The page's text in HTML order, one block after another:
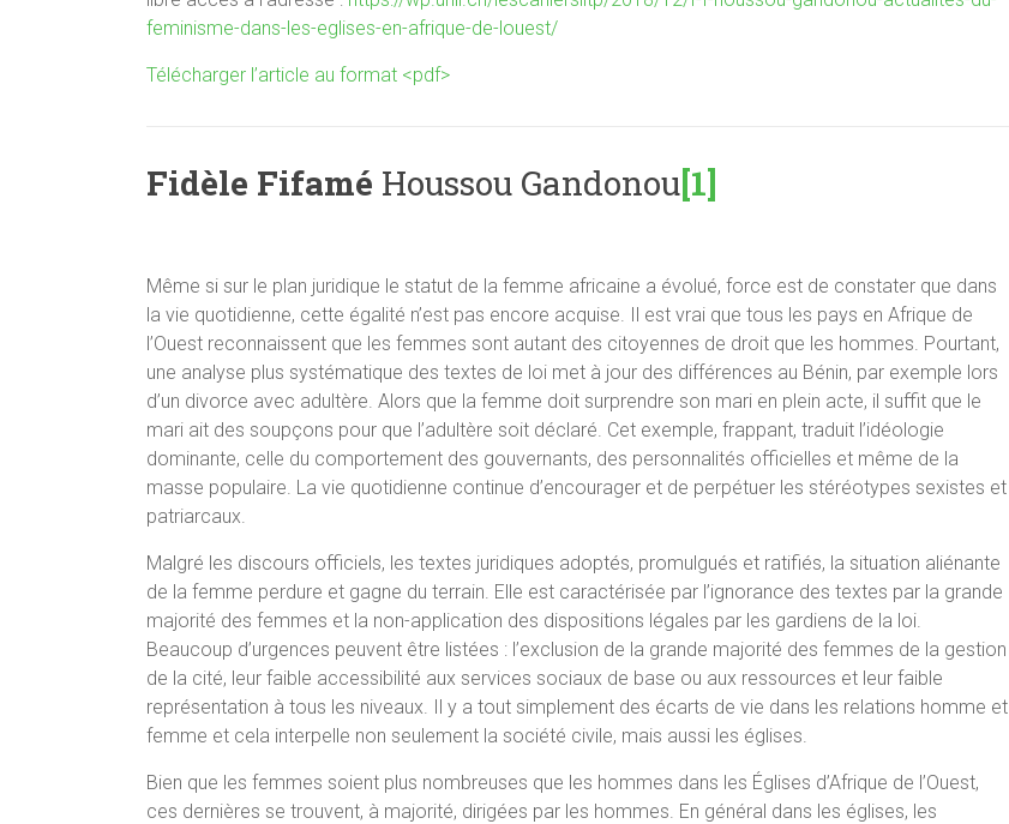
feminisme-dans-les-eglises-en-afrique-de-louest/
Télécharger l’article au format <pdf>
Fidèle Fifamé Houssou Gandonou[1]
Même si sur le plan juridique le statut de la femme africaine a évolué, force est de constater que dans
la vie quotidienne, cette égalité n’est pas encore acquise. Il est vrai que tous les pays en Afrique de
l’Ouest reconnaissent que les femmes sont autant des citoyennes de droit que les hommes. Pourtant,
une analyse plus systématique des textes de loi met à jour des différences au Bénin, par exemple lors
d’un divorce avec adultère. Alors que la femme doit surprendre son mari en plein acte, il suffit que le
mari ait des soupçons pour que l’adultère soit déclaré. Cet exemple, frappant, traduit l’idéologie
dominante, celle du comportement des gouvernants, des personnalités officielles et même de la
masse populaire. La vie quotidienne continue d’encourager et de perpétuer les stéréotypes sexistes et
patriarcaux.
Malgré les discours officiels, les textes juridiques adoptés, promulgués et ratifiés, la situation aliénante
de la femme perdure et gagne du terrain. Elle est caractérisée par l’ignorance des textes par la grande
majorité des femmes et la non-application des dispositions légales par les gardiens de la loi.
Beaucoup d’urgences peuvent être listées : l’exclusion de la grande majorité des femmes de la gestion
de la cité, leur faible accessibilité aux services sociaux de base ou aux ressources et leur faible
représentation à tous les niveaux. Il y a tout simplement des écarts de vie dans les relations homme et
femme et cela interpelle non seulement la société civile, mais aussi les églises.
Bien que les femmes soient plus nombreuses que les hommes dans les Églises d’Afrique de l’Ouest,
ces dernières se trouvent, à majorité, dirigées par les hommes. En général dans les églises, les